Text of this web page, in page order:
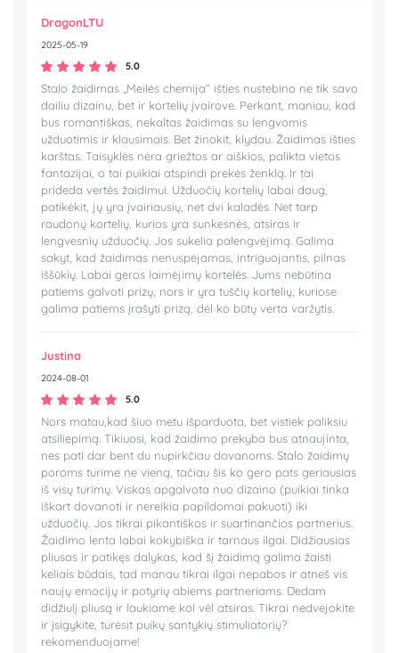
DragonLTU
2025-05-19
5.0
Stalo žaidimas „Meilės chemija“ išties nustebino ne tik savo
dailiu dizainu, bet ir kortelių įvairove. Perkant, maniau, kad
bus romantiškas, nekaltas žaidimas su lengvomis
užduotimis ir klausimais. Bet žinokit, klydau. Žaidimas išties
karštas. Taisyklės nėra griežtos ar aiškios, palikta vietos
fantazijai, o tai puikiai atspindi prekės ženklą. Ir tai
prideda vertės žaidimui. Užduočių kortelių labai daug,
patikėkit, jų yra įvairiausių, net dvi kaladės. Net tarp
raudonų kortelių, kurios yra sunkesnės, atsiras ir
lengvesnių užduočių. Jos sukelia palengvėjimą. Galima
sakyt, kad žaidimas nenuspėjamas, intriguojantis, pilnas
iššūkių. Labai geros laimėjimų kortelės. Jums nebūtina
patiems galvoti prizų, nors ir yra tuščių kortelių, kuriose
galima patiems įrašyti prizą, dėl ko būtų verta varžytis.
Justina
2024-08-01
5.0
Nors matau,kad šiuo metu išparduota, bet vistiek paliksiu
atsiliepimą. Tikiuosi, kad žaidimo prekyba bus atnaujinta,
nes pati dar bent du nupirkčiau dovanoms. Stalo žaidimų
poroms turime ne vieną, tačiau šis ko gero pats geriausias
iš visų turimų. Viskas apgalvota nuo dizaino (puikiai tinka
iškart dovanoti ir nereikia papildomai pakuoti) iki
užduočių. Jos tikrai pikantiškos ir suartinančios partnerius.
Žaidimo lenta labai kokybiška ir tarnaus ilgai. Didžiausias
pliusas ir patikęs dalykas, kad šį žaidimą galima žaisti
keliais būdais, tad manau tikrai ilgai nepabos ir atneš vis
naujų emocijų ir potyrių abiems partneriams. Dedam
didžiulį pliusą ir laukiame kol vėl atsiras. Tikrai nedvejokite
ir įsigykite, turėsit puikų santykių stimuliatorių?
rekomenduojame!